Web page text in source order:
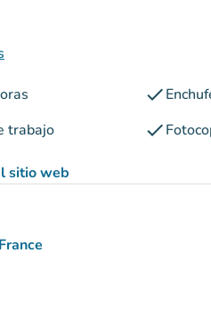
check
trabajo check
sitio webpestaña)